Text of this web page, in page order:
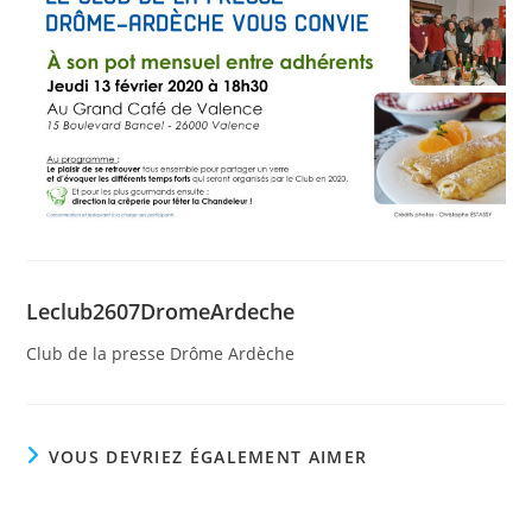
Leclub2607DromeArdeche
Club de la presse Drôme Ardèche
VOUS DEVRIEZ ÉGALEMENT AIMER